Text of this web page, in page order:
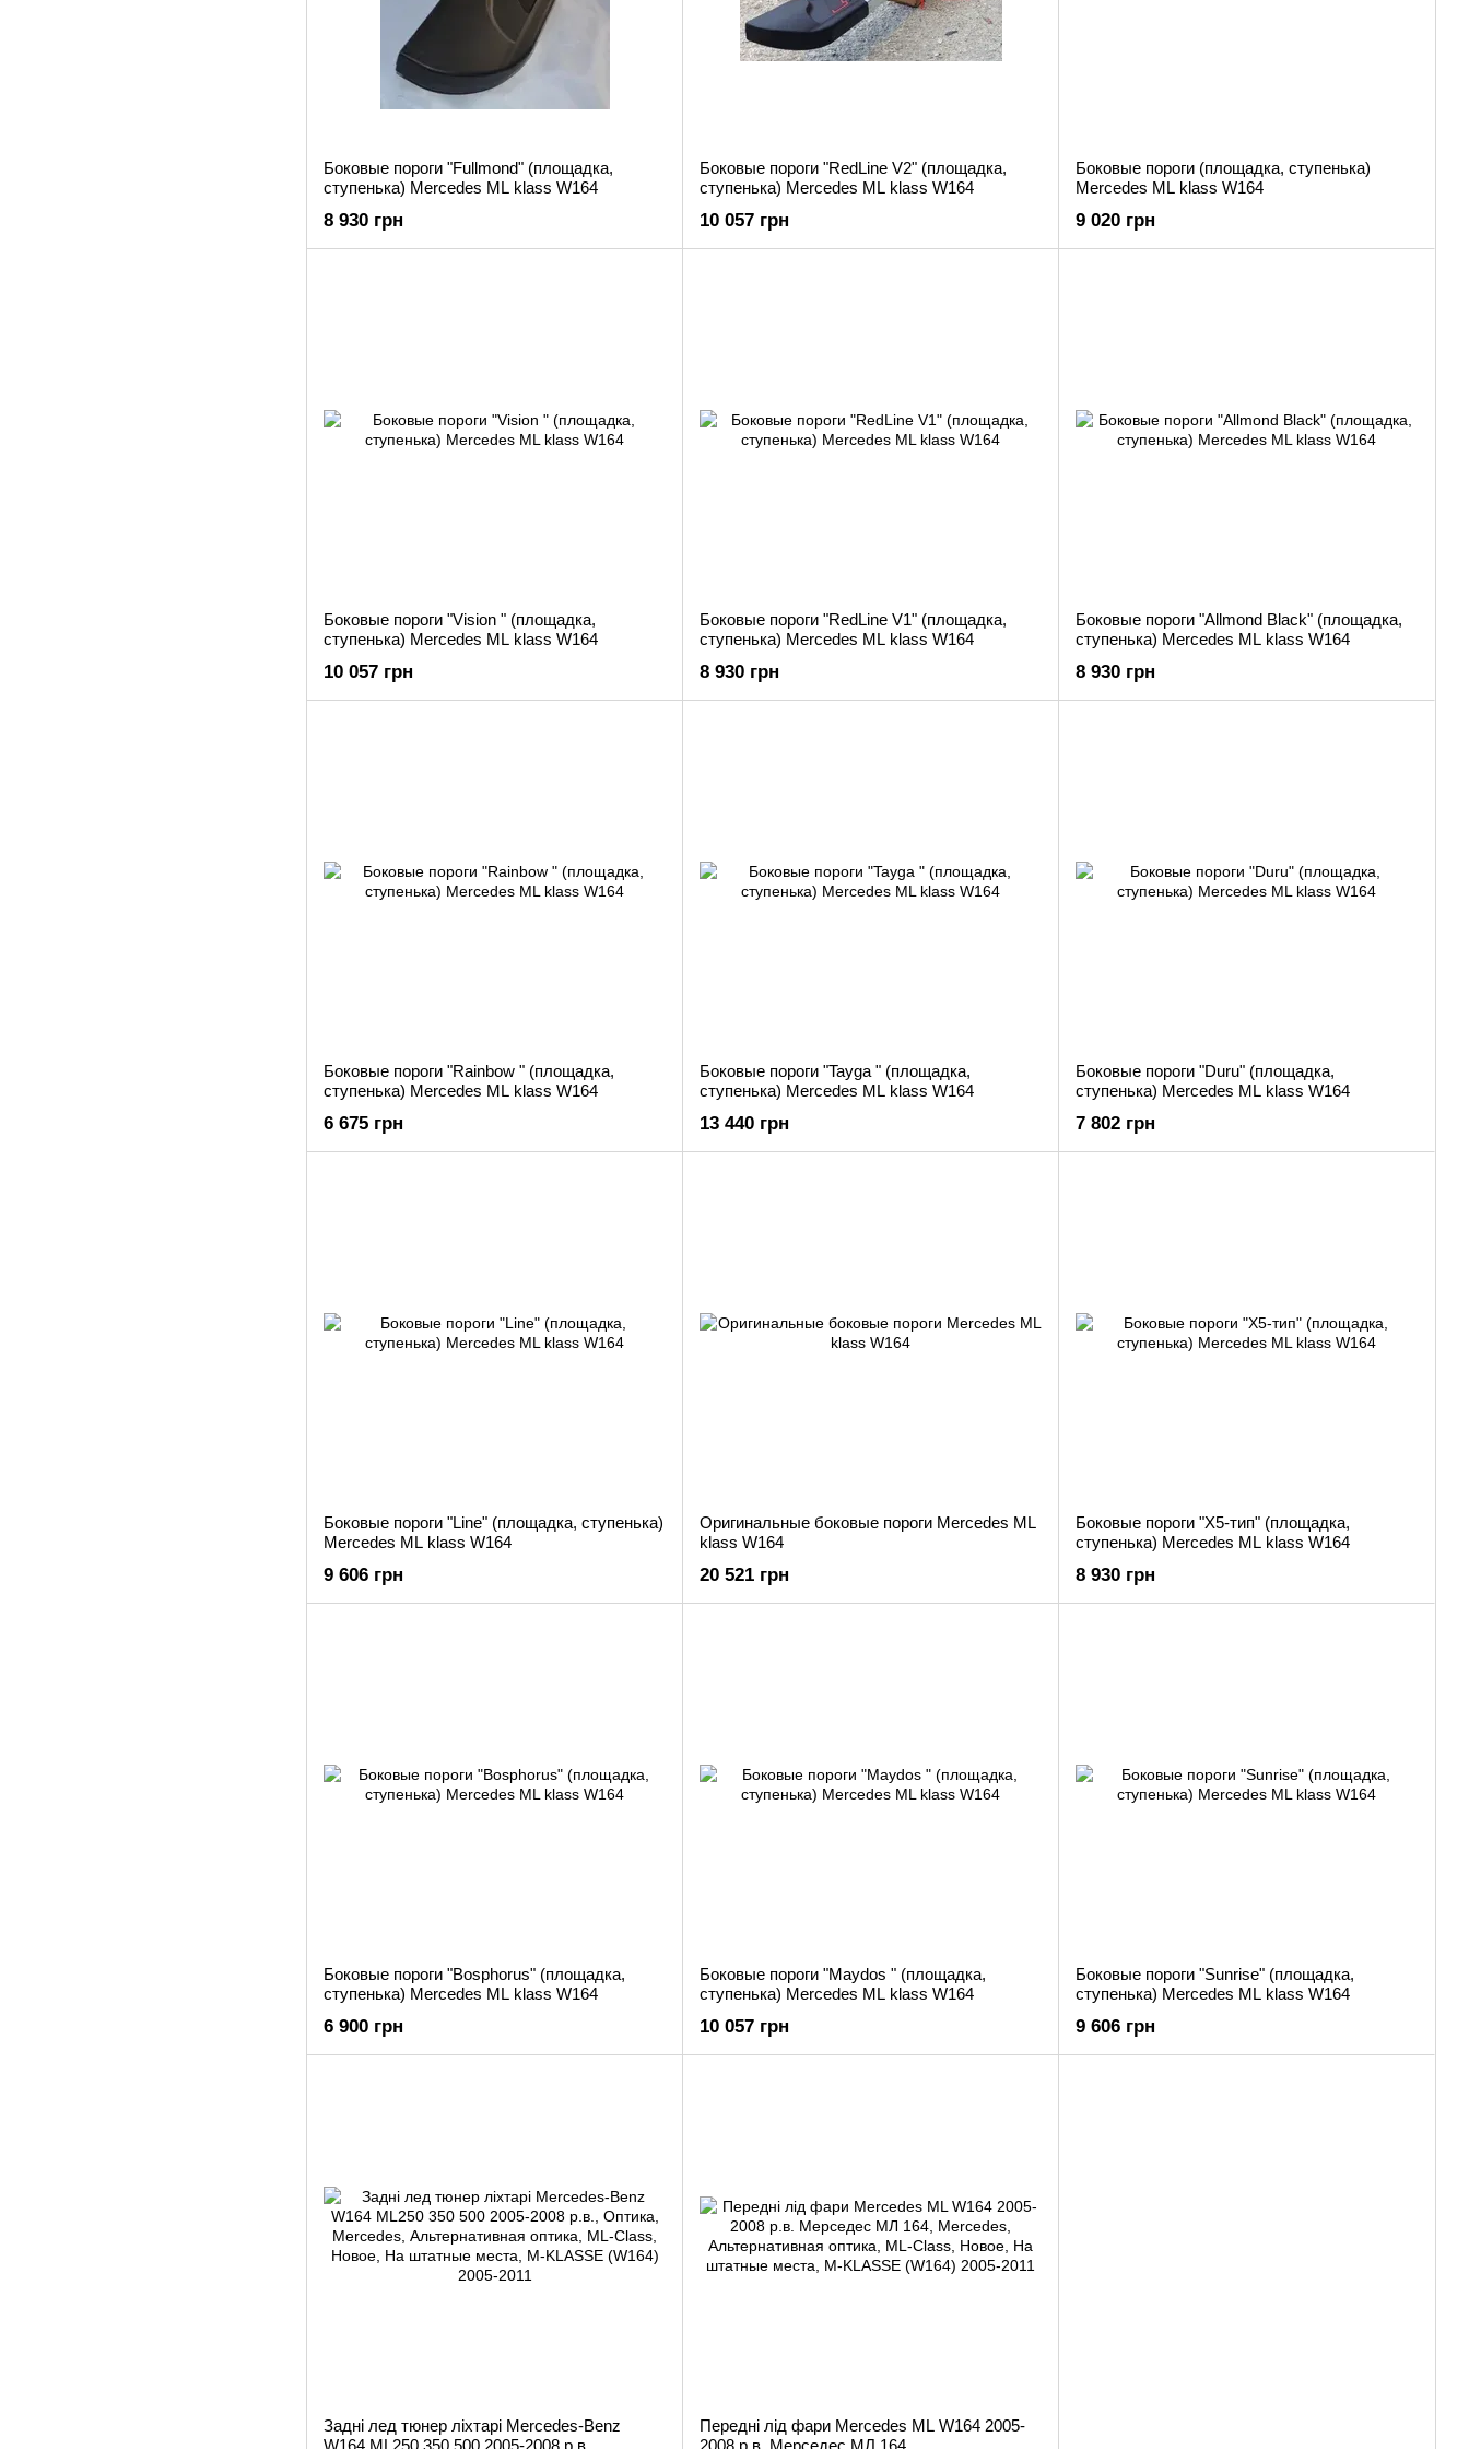
Боковые пороги "Fullmond" (площадка,
ступенька) Mercedes ML klass W164
8 930 грн
Боковые пороги "RedLine V2" (площадка,
ступенька) Mercedes ML klass W164
10 057 грн
Боковые пороги (площадка, ступенька)
Mercedes ML klass W164
9 020 грн
Боковые пороги "Vision " (площадка,
ступенька) Mercedes ML klass W164
10 057 грн
Боковые пороги "RedLine V1" (площадка,
ступенька) Mercedes ML klass W164
8 930 грн
Боковые пороги "Allmond Black" (площадка,
ступенька) Mercedes ML klass W164
8 930 грн
Боковые пороги "Rainbow " (площадка,
ступенька) Mercedes ML klass W164
6 675 грн
Боковые пороги "Tayga " (площадка,
ступенька) Mercedes ML klass W164
13 440 грн
Боковые пороги "Duru" (площадка,
ступенька) Mercedes ML klass W164
7 802 грн
Боковые пороги "Line" (площадка, ступенька)
Mercedes ML klass W164
9 606 грн
Оригинальные боковые пороги Mercedes ML
klass W164
20 521 грн
Боковые пороги "X5-тип" (площадка,
ступенька) Mercedes ML klass W164
8 930 грн
Боковые пороги "Bosphorus" (площадка,
ступенька) Mercedes ML klass W164
6 900 грн
Боковые пороги "Maydos " (площадка,
ступенька) Mercedes ML klass W164
10 057 грн
Боковые пороги "Sunrise" (площадка,
ступенька) Mercedes ML klass W164
9 606 грн
Задні лед тюнер ліхтарі Mercedes-Benz
W164 ML250 350 500 2005-2008 р.в.
Передні лід фари Mercedes ML W164 2005-
2008 р.в. Мерседес МЛ 164